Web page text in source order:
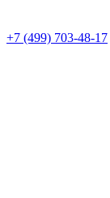
+7 (499) 703-48-17